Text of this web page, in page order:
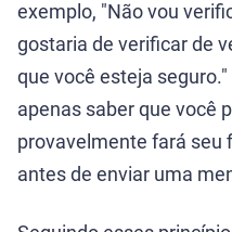
exemplo, "Não vou
gostaria de verificar de
que você esteja
apenas saber que você
provavelmente fará seu
antes de enviar uma